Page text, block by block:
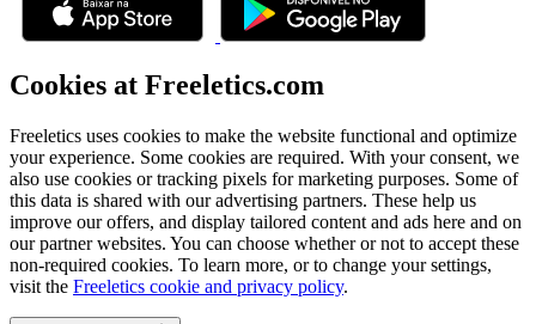
Cookies at Freeletics.com
Freeletics uses cookies to make the website functional and optimize
your experience. Some cookies are required. With your consent, we
also use cookies or tracking pixels for marketing purposes. Some of
this data is shared with our advertising partners. These help us
improve our offers, and display tailored content and ads here and on
our partner websites. You can choose whether or not to accept these
non-required cookies. To learn more, or to change your settings,
visit the Freeletics cookie and privacy policy.